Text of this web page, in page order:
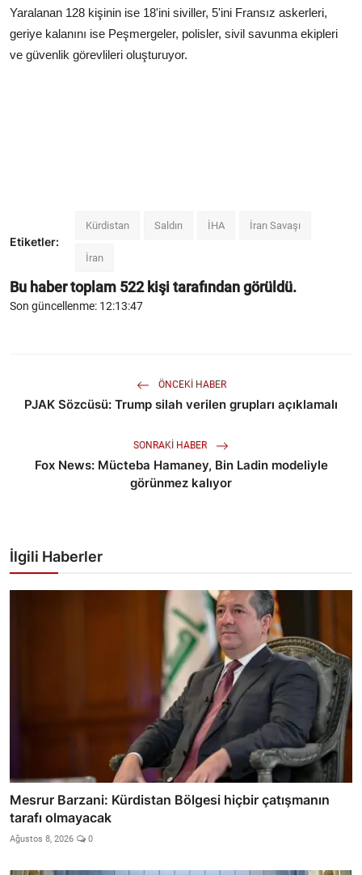
Yaralanan 128 kişinin ise 18'ini siviller, 5'ini Fransız askerleri,
geriye kalanını ise Peşmergeler, polisler, sivil savunma ekipleri
ve güvenlik görevlileri oluşturuyor.
Etiketler:
Kürdistan Saldırı İHA İran Savaşı
İran
Bu haber toplam 522kişi tarafından görüldü.
Son güncellenme: 12:13:47
ÖNCEKI HABER
PJAK Sözcüsü: Trump silah verilen grupları açıklamalı
SONRAKI HABER
Fox News: Mücteba Hamaney, Bin Ladin modeliyle
görünmez kalıyor
İlgili Haberler
Mesrur Barzani: Kürdistan Bölgesi hiçbir çatışmanın
tarafı olmayacak
Ağustos 8, 2026 0